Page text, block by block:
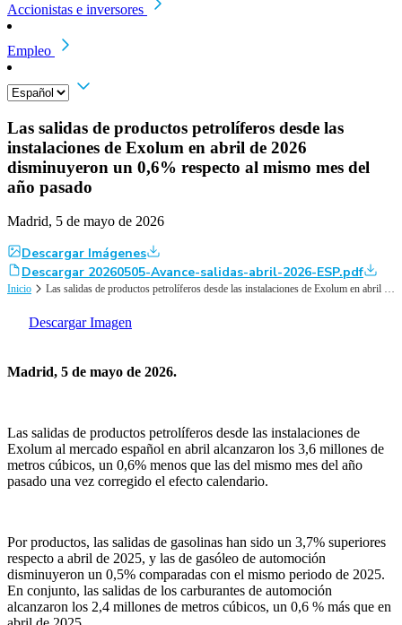
Accionistas e inversores
Empleo
Las salidas de productos petrolíferos desde las
instalaciones de Exolum en abril de 2026
disminuyeron un 0,6% respecto al mismo mes del
año pasado
Madrid, 5 de mayo de 2026
Descargar Imágenes
Descargar 20260505-Avance-salidas-abril-2026-ESP.pdf
Inicio Las salidas de productos petrolíferos desde las instalaciones de Exolum en abril de 2026 disminuyeron un 0,6% respecto al mismo mes del año pasado
Descargar Imagen
Madrid, 5 de mayo de 2026.
Las salidas de productos petrolíferos desde las instalaciones de
Exolum al mercado español en abril alcanzaron los 3,6 millones de
metros cúbicos, un 0,6% menos que las del mismo mes del año
pasado una vez corregido el efecto calendario.
Por productos, las salidas de gasolinas han sido un 3,7% superiores
respecto a abril de 2025, y las de gasóleo de automoción
disminuyeron un 0,5% comparadas con el mismo periodo de 2025.
En conjunto, las salidas de los carburantes de automoción
alcanzaron los 2,4 millones de metros cúbicos, un 0,6 % más que en